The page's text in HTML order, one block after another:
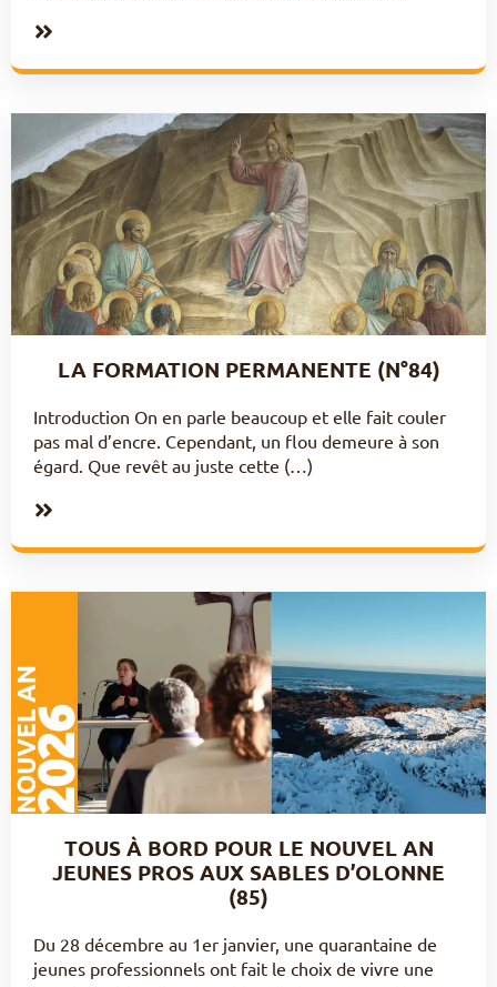
LA FORMATION PERMANENTE (N°84)
Introduction On en parle beaucoup et elle fait couler
pas mal d’encre. Cependant, un flou demeure à son
égard. Que revêt au juste cette (…)
TOUS À BORD POUR LE NOUVEL AN
JEUNES PROS AUX SABLES D’OLONNE
(85)
Du 28 décembre au 1er janvier, une quarantaine de
jeunes professionnels ont fait le choix de vivre une